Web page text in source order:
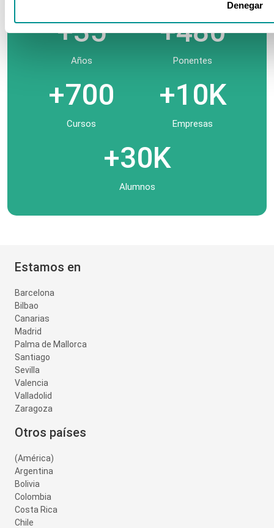
Denegar
+35
Años
+480
Ponentes
+700
Cursos
+10K
Empresas
+30K
Alumnos
Estamos en
Barcelona
Bilbao
Canarias
Madrid
Palma de Mallorca
Santiago
Sevilla
Valencia
Valladolid
Zaragoza
Otros países
(América)
Argentina
Bolivia
Colombia
Costa Rica
Chile